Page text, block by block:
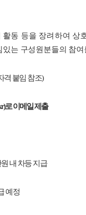
동 등을 장려하여 상
는 구성원분들의 참여
격 붙임 참조)
로 이메일 제출
내 차등 지급
예정